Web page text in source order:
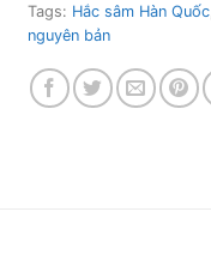
Tags: Hắc sâm Hàn Quốc
nguyên bản